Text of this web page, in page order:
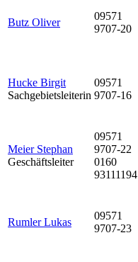
Butz Oliver
09571
9707-20
Hucke Birgit
Sachgebietsleiterin
09571
9707-16
Meier Stephan
Geschäftsleiter
09571
9707-22
0160
93111194
Rumler Lukas
09571
9707-23